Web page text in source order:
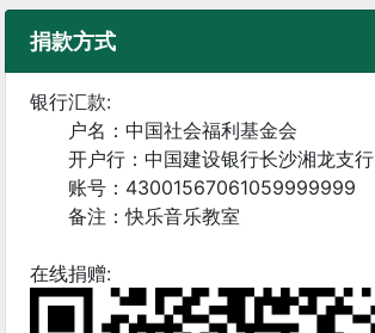
捐款方式
银行汇款:
户名：中国社会福利基金会
开户行：中国建设银行长沙湘龙支行
账号：43001567061059999999
备注：快乐音乐教室
在线捐赠: